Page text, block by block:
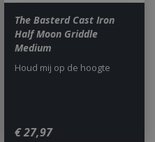
The Basterd Cast Iron
Half Moon Griddle
Medium
€27,97
Houd mij op de hoogte